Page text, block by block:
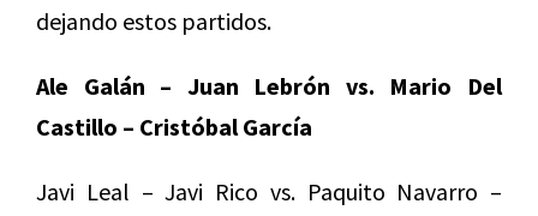
dejando estos partidos.
Ale Galán – Juan Lebrón vs. Mario Del
Castillo – Cristóbal García
Javi Leal – Javi Rico vs. Paquito Navarro –